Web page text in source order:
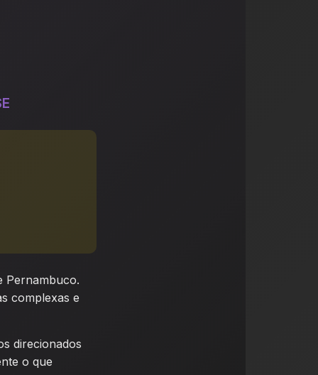
Pernambuco.
complexas e
direcionados
o que